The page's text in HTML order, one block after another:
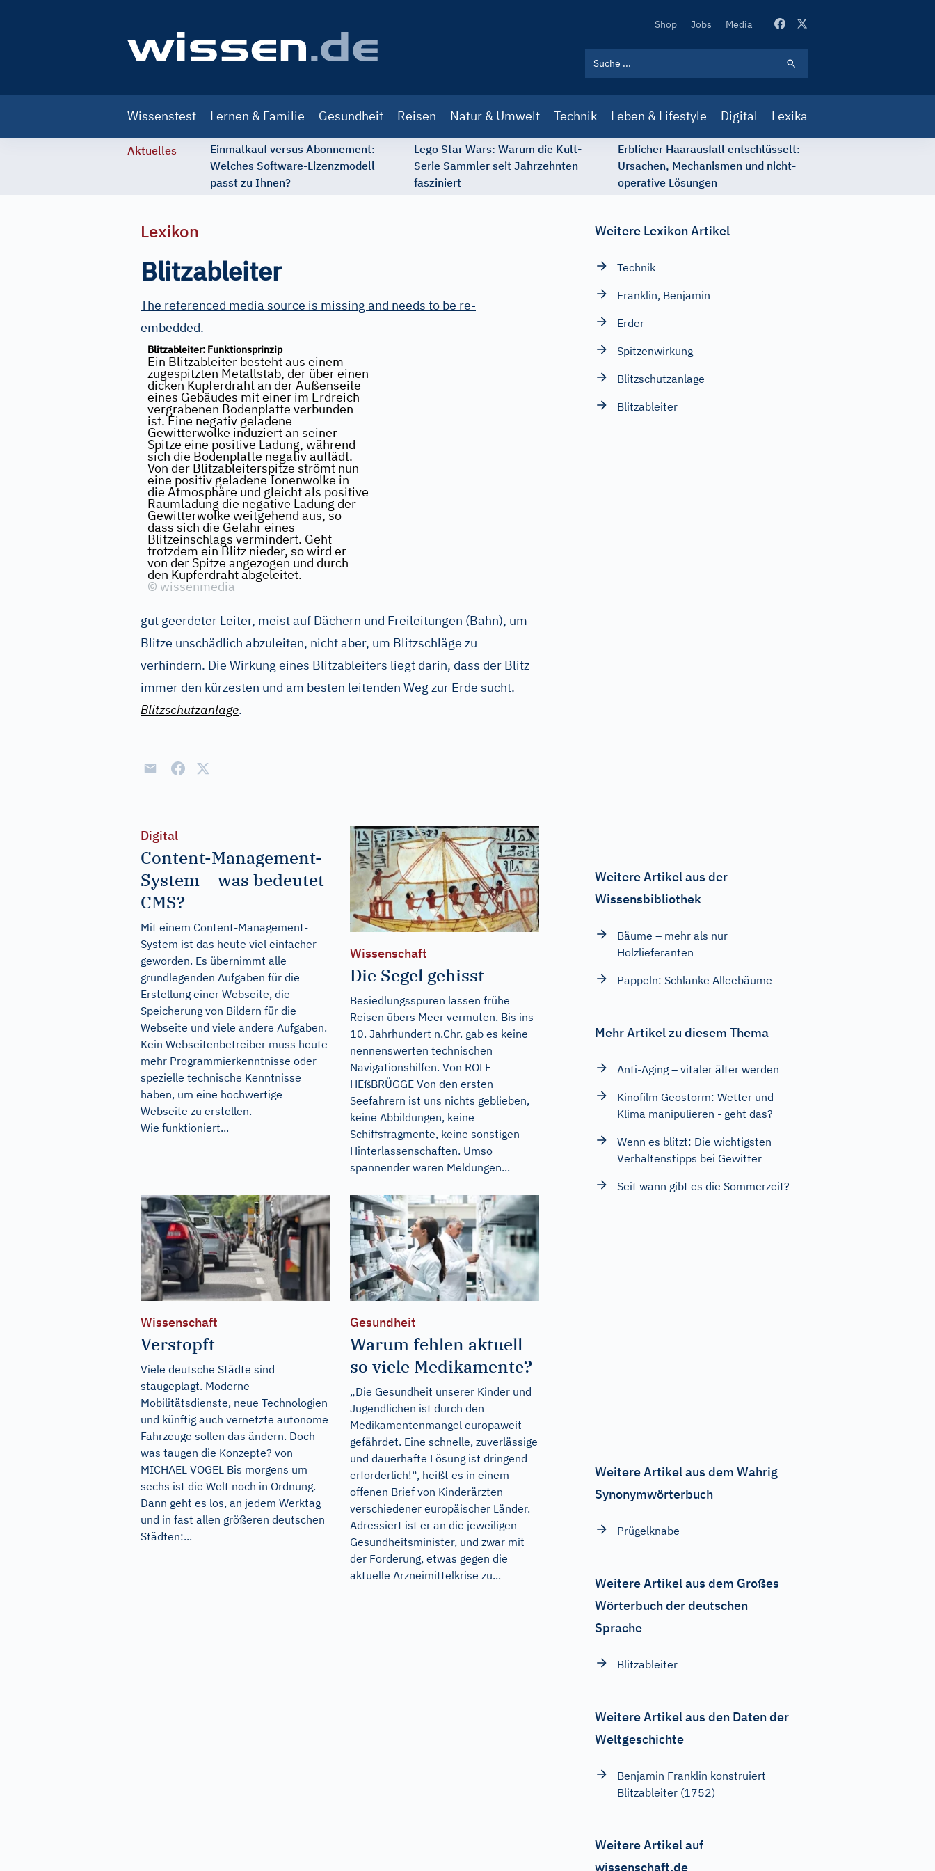
Secondary
Shop Jobs Media
navigation
Wissenstest Lernen & Familie Gesundheit Reisen Natur & Umwelt Technik Leben & Lifestyle Digital Lexika
Aktuelles
Einmalkauf versus Abonnement:
Welches Software-Lizenzmodell
passt zu Ihnen?
Lego Star Wars: Warum die Kult-
Serie Sammler seit Jahrzehnten
fasziniert
Erblicher Haarausfall entschlüsselt:
Ursachen, Mechanismen und nicht-
operative Lösungen
Lexikon
Blitzableiter
The referenced media source is missing and needs to be re-
embedded.
Blitzableiter: Funktionsprinzip
Ein Blitzableiter besteht aus einem
zugespitzten Metallstab, der über einen
dicken Kupferdraht an der Außenseite
eines Gebäudes mit einer im Erdreich
vergrabenen Bodenplatte verbunden
ist. Eine negativ geladene
Gewitterwolke induziert an seiner
Spitze eine positive Ladung, während
sich die Bodenplatte negativ auflädt.
Von der Blitzableiterspitze strömt nun
eine positiv geladene Ionenwolke in
die Atmosphäre und gleicht als positive
Raumladung die negative Ladung der
Gewitterwolke weitgehend aus, so
dass sich die Gefahr eines
Blitzeinschlags vermindert. Geht
trotzdem ein Blitz nieder, so wird er
von der Spitze angezogen und durch
den Kupferdraht abgeleitet.
© wissenmedia
gut geerdeter Leiter, meist auf Dächern und Freileitungen (Bahn), um
Blitze unschädlich abzuleiten, nicht aber, um Blitzschläge zu
verhindern. Die Wirkung eines Blitzableiters liegt darin, dass der Blitz
immer den kürzesten und am besten leitenden Weg zur Erde sucht.
Blitzschutzanlage.
Digital
Content-Management-
System – was bedeutet
CMS?
Mit einem Content-Management-
System ist das heute viel einfacher
geworden. Es übernimmt alle
grundlegenden Aufgaben für die
Erstellung einer Webseite, die
Speicherung von Bildern für die
Webseite und viele andere Aufgaben.
Kein Webseitenbetreiber muss heute
mehr Programmierkenntnisse oder
spezielle technische Kenntnisse
haben, um eine hochwertige
Webseite zu erstellen.
Wie funktioniert...
Wissenschaft
Die Segel gehisst
Besiedlungsspuren lassen frühe
Reisen übers Meer vermuten. Bis ins
10. Jahrhundert n.Chr. gab es keine
nennenswerten technischen
Navigationshilfen. Von ROLF
HEßBRÜGGE Von den ersten
Seefahrern ist uns nichts geblieben,
keine Abbildungen, keine
Schiffsfragmente, keine sonstigen
Hinterlassenschaften. Umso
spannender waren Meldungen...
Wissenschaft
Verstopft
Viele deutsche Städte sind
staugeplagt. Moderne
Mobilitätsdienste, neue Technologien
und künftig auch vernetzte autonome
Fahrzeuge sollen das ändern. Doch
was taugen die Konzepte? von
MICHAEL VOGEL Bis morgens um
sechs ist die Welt noch in Ordnung.
Dann geht es los, an jedem Werktag
und in fast allen größeren deutschen
Städten:...
Gesundheit
Warum fehlen aktuell
so viele Medikamente?
„Die Gesundheit unserer Kinder und
Jugendlichen ist durch den
Medikamentenmangel europaweit
gefährdet. Eine schnelle, zuverlässige
und dauerhafte Lösung ist dringend
erforderlich!“, heißt es in einem
offenen Brief von Kinderärzten
verschiedener europäischer Länder.
Adressiert ist er an die jeweiligen
Gesundheitsminister, und zwar mit
der Forderung, etwas gegen die
aktuelle Arzneimittelkrise zu...
Weitere Lexikon Artikel
Technik
Franklin, Benjamin
Erder
Spitzenwirkung
Blitzschutzanlage
Blitzableiter
Weitere Artikel aus der
Wissensbibliothek
Bäume – mehr als nur
Holzlieferanten
Pappeln: Schlanke Alleebäume
Mehr Artikel zu diesem Thema
Anti-Aging – vitaler älter werden
Kinofilm Geostorm: Wetter und
Klima manipulieren - geht das?
Wenn es blitzt: Die wichtigsten
Verhaltenstipps bei Gewitter
Seit wann gibt es die Sommerzeit?
Weitere Artikel aus dem Wahrig
Synonymwörterbuch
Prügelknabe
Weitere Artikel aus dem Großes
Wörterbuch der deutschen
Sprache
Blitzableiter
Weitere Artikel aus den Daten der
Weltgeschichte
Benjamin Franklin konstruiert
Blitzableiter (1752)
Weitere Artikel auf
wissenschaft.de